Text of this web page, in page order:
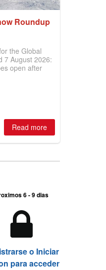
Roundup
the Global
7 August 2026:
open after
Read more
6 - 9 dias
o Iniciar
para acceder